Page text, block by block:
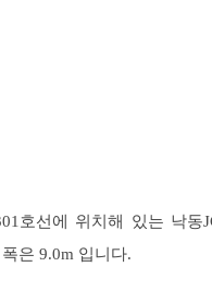
호선에 위치해 있는 낙동
은 9.0m 입니다.